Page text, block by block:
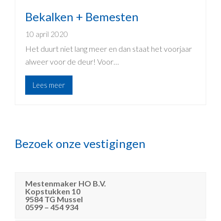
Bekalken + Bemesten
10 april 2020
Het duurt niet lang meer en dan staat het voorjaar
alweer voor de deur! Voor…
Lees meer
Bezoek onze vestigingen
Mestenmaker HO B.V.
Kopstukken 10
9584 TG Mussel
0599 – 454 934